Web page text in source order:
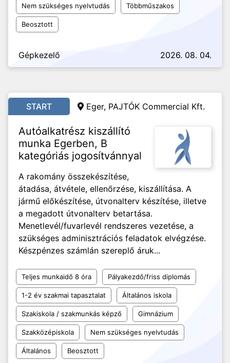
Nem szükséges nyelvtudás Többműszakos
Beosztott
Gépkezelő 2026. 08. 04.
START Eger, PAJTÓK Commercial Kft.
Autóalkatrész kiszállító
munka Egerben, B
kategóriás jogosítvánnyal
A rakomány összekészítése,
átadása, átvétele, ellenőrzése, kiszállítása. A
jármű előkészítése, útvonalterv készítése, illetve
a megadott útvonalterv betartása.
Menetlevél/fuvarlevél rendszeres vezetése, a
szükséges adminisztrációs feladatok elvégzése.
Készpénzes számlán szereplő áruk...
Teljes munkaidő 8 óra Pályakezdő/friss diplomás
1-2 év szakmai tapasztalat Általános iskola
Szakiskola / szakmunkás képző Gimnázium
Szakközépiskola Nem szükséges nyelvtudás
Általános Beosztott